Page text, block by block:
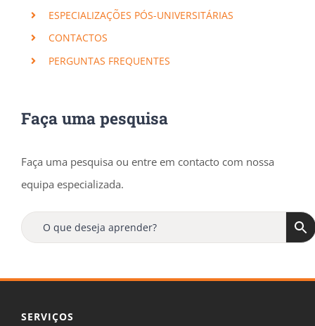
ESPECIALIZAÇÕES PÓS-UNIVERSITÁRIAS
CONTACTOS
PERGUNTAS FREQUENTES
Faça uma pesquisa
Faça uma pesquisa ou entre em contacto com nossa
equipa especializada.
SERVIÇOS